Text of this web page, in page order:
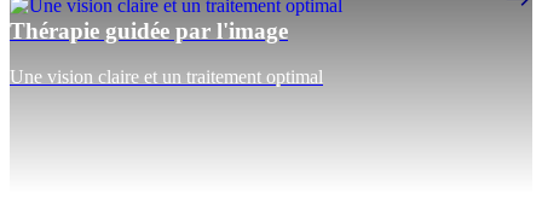
Thérapie guidée par l'image
Une vision claire et un traitement optimal